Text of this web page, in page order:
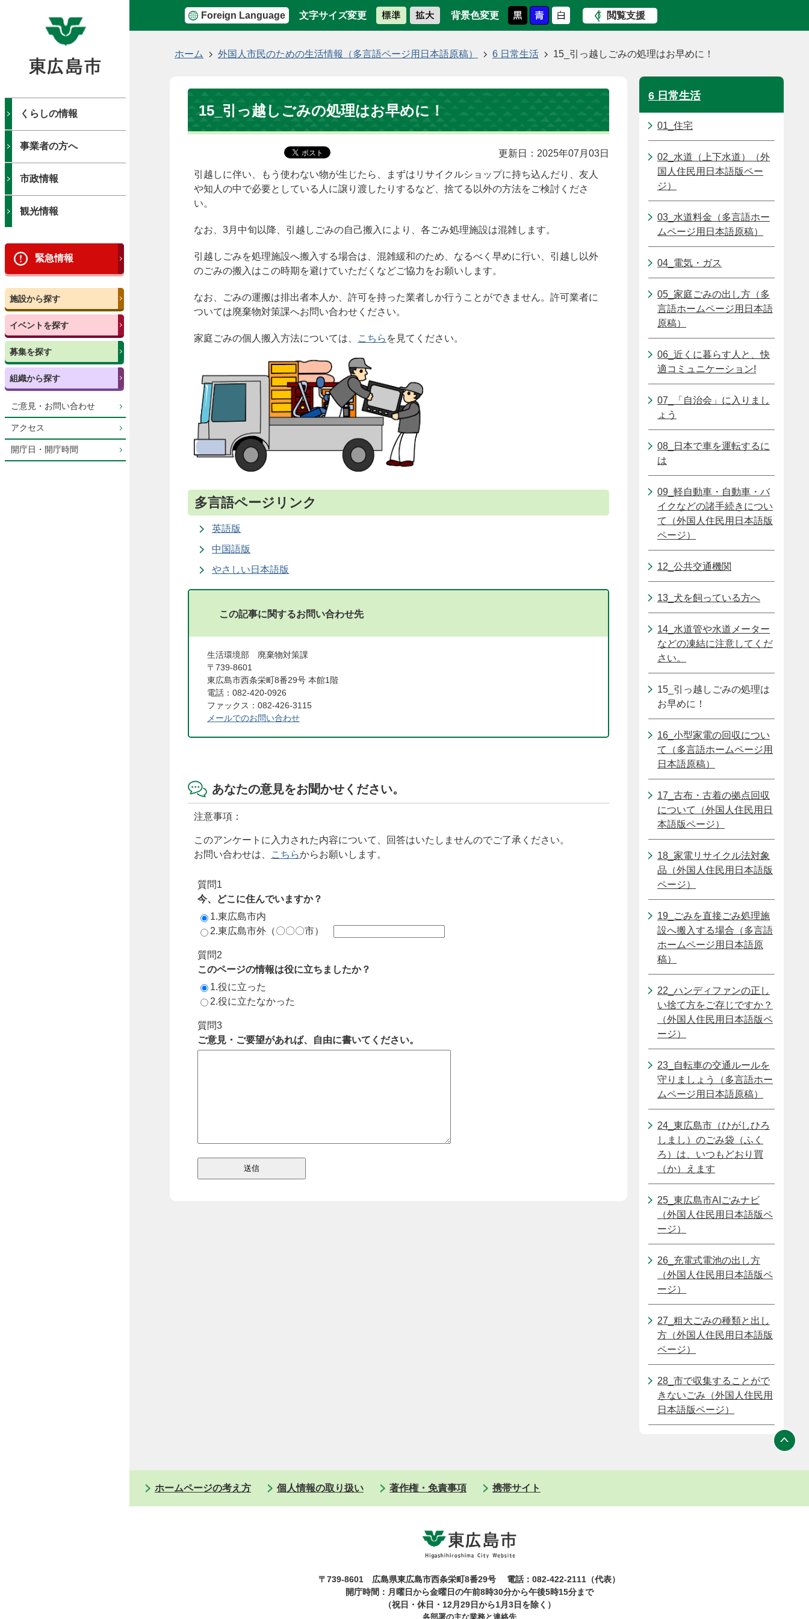
Foreign Language 文字サイズ変更 背景色変更 閲覧支援
くらしの情報
事業者の方へ
市政情報
観光情報
緊急情報
施設から探す
イベントを探す
募集を探す
組織から探す
ご意見・お問い合わせ
アクセス
開庁日・開庁時間
ホーム 外国人市民のための生活情報（多言語ページ用日本語原稿） 6 日常生活 15_引っ越しごみの処理はお早めに！
15_引っ越しごみの処理はお早めに！
更新日：2025年07月03日
引越しに伴い、もう使わない物が生じたら、まずはリサイクルショップに持ち込んだり、友人
や知人の中で必要としている人に譲り渡したりするなど、捨てる以外の方法をご検討くださ
い。
なお、3月中旬以降、引越しごみの自己搬入により、各ごみ処理施設は混雑します。
引越しごみを処理施設へ搬入する場合は、混雑緩和のため、なるべく早めに行い、引越し以外
のごみの搬入はこの時期を避けていただくなどご協力をお願いします。
なお、ごみの運搬は排出者本人か、許可を持った業者しか行うことができません。許可業者に
ついては廃棄物対策課へお問い合わせください。
家庭ごみの個人 搬入方法については、 こちら を 見てください。
多言語ページリンク
英語版
中国語版
やさしい日本語版
この記事に関するお問い合わせ先
生活環境部 廃棄物対策課
〒739-8601
東広島市西条栄町8番29号 本館1階
電話：082-420-0926
ファックス：082-426-3115
メールでのお問い合わせ
あなたの意見をお聞かせください。
注意事項：
このアンケートに入力された内容について、回答はいたしませんのでご了承ください。
お問い合わせは、
こちらからお願いします。
質問1
今、どこに住んでいますか？
1.東広島市内
2.東広島市外（〇〇〇市）
質問2
このページの情報は役に立ちましたか？
1.役に立った
2.役に立たなかった
質問3
ご意見・ご要望があれば、自由に書いてください。
6 日常生活
01_住宅
02_水道（上下水道）（外
国人住民用日本語版ペー
ジ）
03_水道料金（多言語ホー
ムページ用日本語原稿）
04_電気・ガス
05_家庭ごみの出し方（多
言語ホームページ用日本語
原稿）
06_近くに暮らす人と、快
適コミュニケーション!
07_「自治会」に入りまし
ょう
08_日本で車を運転するに
は
09_軽自動車・自動車・バ
イクなどの諸手続きについ
て（外国人住民用日本語版
ページ）
12_公共交通機関
13_犬を飼っている方へ
14_水道管や水道メーター
などの凍結に注意してくだ
さい。
15_引っ越しごみの処理は
お早めに！
16_小型家電の回収につい
て（多言語ホームページ用
日本語原稿）
17_古布・古着の拠点回収
について（外国人住民用日
本語版ページ）
18_家電リサイクル法対象
品（外国人住民用日本語版
ページ）
19_ごみを直接ごみ処理施
設へ搬入する場合（多言語
ホームページ用日本語原
稿）
22_ハンディファンの正し
い捨て方をご存じですか？
（外国人住民用日本語版ペ
ージ）
23_自転車の交通ルールを
守りましょう（多言語ホー
ムページ用日本語原稿）
24_東広島市（ひがしひろ
しまし）のごみ袋（ふく
ろ）は、いつもどおり買
（か）えます
25_東広島市AIごみナビ
（外国人住民用日本語版ペ
ージ）
26_充電式電池の出し方
（外国人住民用日本語版ペ
ージ）
27_粗大ごみの種類と出し
方（外国人住民用日本語版
ページ）
28_市で収集することがで
きないごみ（外国人住民用
日本語版ページ）
ホームページの考え方 個人情報の取り扱い 著作権・免責事項 携帯サイト
〒739-8601 広島県東広島市西条栄町8番29号
電話：082-422-2111（代表）
開庁時間：月曜日から金曜日の午前8時30分から午後5時15分まで
（祝日・休日・12月29日から1月3日を除く）
各部署の主な業務と連絡先